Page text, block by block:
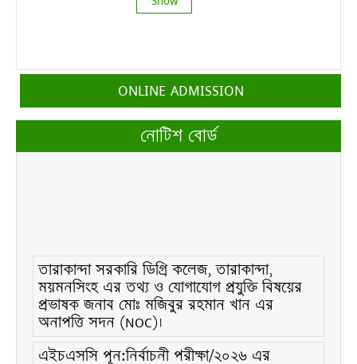
ONLINE ADMISSION
নোটিশ বোর্ড
তারাকান্দা সরকারি ডিগ্রি কলেজ, তারাকান্দা,
ময়মনসিংহ এর তথ্য ও যোগাযোগ প্রযুক্তি বিষয়ের
প্রভাষক জনাব মোঃ মজিবুর রহমান খান এর
অনাপত্তি সদন (NOC)।
এইচএসসি পূন:নির্বাচনী পরীক্ষা/২০২৬ এর